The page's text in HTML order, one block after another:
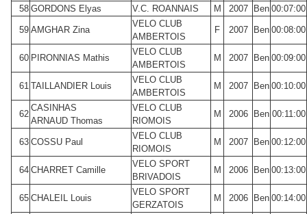
58 GORDONS Elyas V.C. ROANNAIS M 2007 Ben 00:07:00
59 AMGHAR Zina
VELO CLUB
AMBERTOIS
F 2007 Ben 00:08:00
60 PIRONNIAS Mathis
VELO CLUB
AMBERTOIS
M 2007 Ben 00:09:00
61 TAILLANDIER Louis
VELO CLUB
AMBERTOIS
M 2007 Ben 00:10:00
62
CASINHAS
ARNAUD Thomas
VELO CLUB
RIOMOIS
M 2006 Ben 00:11:00
63 COSSU Paul
VELO CLUB
RIOMOIS
M 2007 Ben 00:12:00
64 CHARRET Camille
VELO SPORT
BRIVADOIS
M 2006 Ben 00:13:00
65 CHALEIL Louis
VELO SPORT
GERZATOIS
M 2006 Ben 00:14:00